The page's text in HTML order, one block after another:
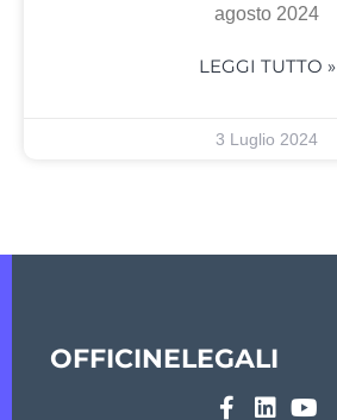
agosto 2024
LEGGI TUTTO »
3 Luglio 2024
OFFICINELEGALI